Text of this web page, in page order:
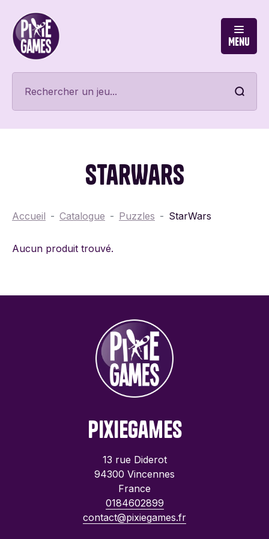
Menu
StarWars
Accueil Catalogue Puzzles StarWars
Aucun produit trouvé.
PixieGames
13 rue Diderot
94300 Vincennes
France
0184602899
contact@pixiegames.fr